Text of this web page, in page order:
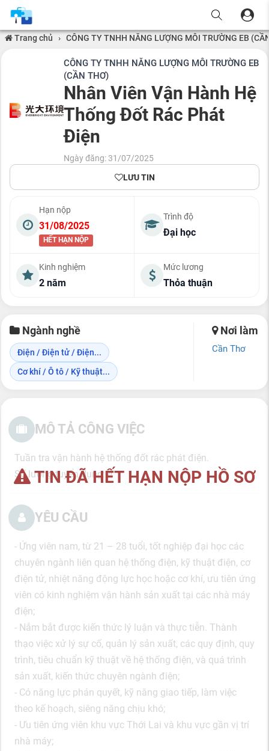
Trang chủ › CÔNG TY TNHH NĂNG LƯỢNG MÔI TRƯỜNG EB
CÔNG TY TNHH NĂNG LƯỢNG MÔI TRƯỜNG EB
(CẦN THƠ)
Nhân Viên Vận Hành Hệ
Thống Đốt Rác Phát
Điện
Ngày đăng: 31/07/2025
LƯU TIN
Hạn nộp
31/08/2025
HẾT HẠN NỘP
Trình độ
Đại học
Kinh nghiệm
2 năm
Mức lương
Thỏa thuận
Ngành nghề
Điện / Điện tử / Điện...
Cơ khí / Ô tô / Kỹ thuật...
Nơi làm
Cần Thơ
TIN ĐÃ HẾT HẠN NỘP HỒ SƠ
MÔ TẢ CÔNG VIỆC
Tuần tra vận hành hệ thống đốt rác phát điện.
Số lượng tuyển dụng: 4
YÊU CẦU
- Ứng viên nam, từ 21 – 28 tuổi, tốt nghiệp đại học các
chuyên ngành liên quan hệ thống điện, kỹ thuật điện, cơ
điện tử, nhiệt năng động lực học hoặc cơ khí, ưu tiên ứng
viên có kinh nghiệm vận hành sản xuất tại các nhà máy
điện;
- Nắm bắt được kiến thức lý luận và thực tiễn. Thành
thạo việc xử lý sự cố, quản lý sản xuất, các quy định, quy
trình, tiêu chuẩn kỹ thuật về hệ thống điện, và quá trình
sản xuất, kiến thức chuyên ngành điện;
- Có năng lực phán quyết, kỹ năng giao tiếp, làm việc
theo kế hoạch, siêng năng chịu khó;
- Ưu tiên ứng viên khu vực Thới Lai và khu vực gần vị trí
nhà máy;